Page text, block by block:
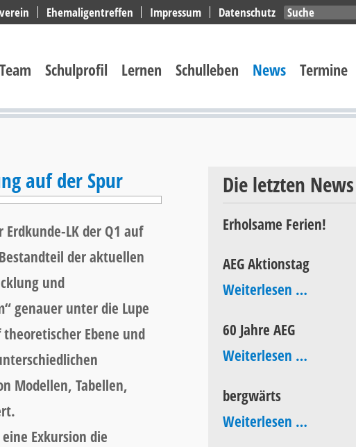
Navigation
Ehemaligentreffen Impressum Datenschutz
Team Schulprofil Lernen Schulleben News Termine
auf der Spur
LK der Q1 auf
der aktuellen
und
genauer unter die Lupe
Ebene und
Modellen, Tabellen,
Exkursion die
Die letzten News
Erholsame Ferien!
AEG Aktionstag
Weiterlesen …AEG
60 Jahre AEG
Weiterlesen …60
bergwärts
Weiterlesen …bergwärts